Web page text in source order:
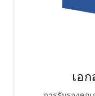
เอ